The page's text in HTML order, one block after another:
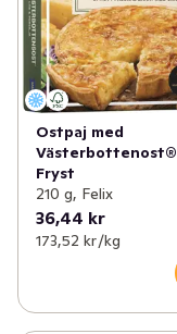
Ostpaj med
Västerbottenost®
Fryst
210 g, Felix
36,44 kr
173,52 kr /kg